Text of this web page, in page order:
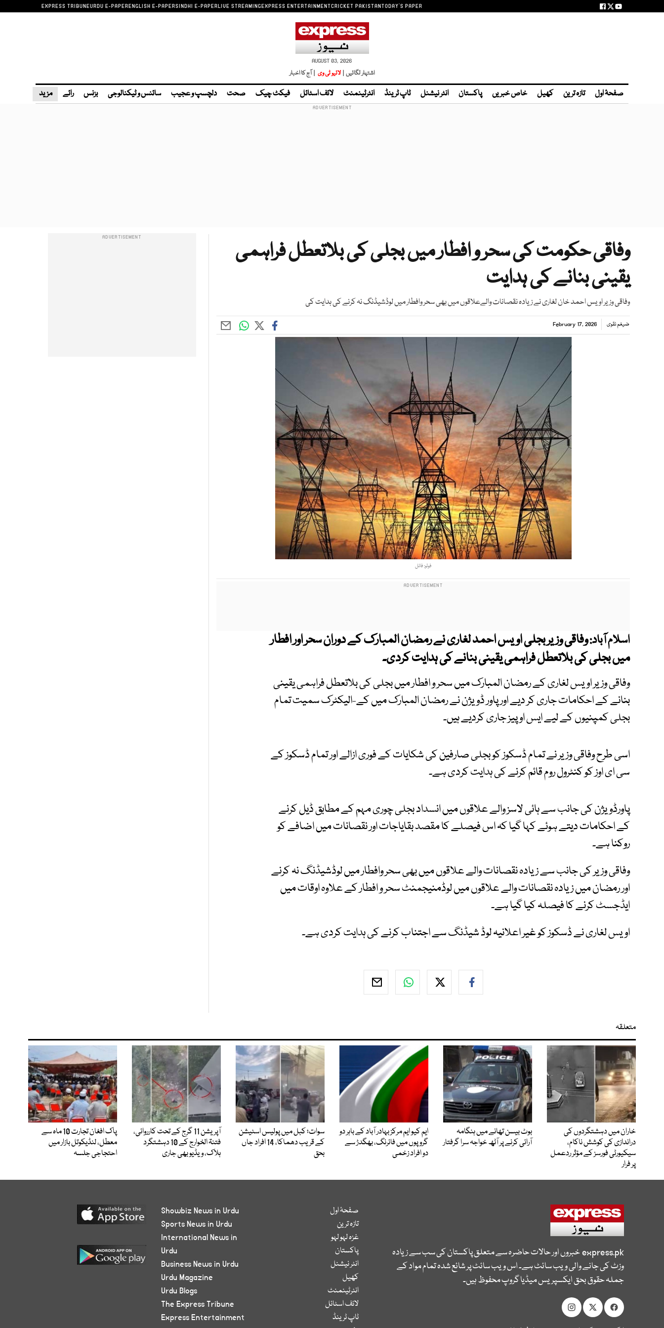
EXPRESS TRIBUNEURDU E-PAPERENGLISH E-PAPERSINDHI E-PAPERLIVE STREAMINGEXPRESS ENTERTAINMENTCRICKET PAKISTANTODAY'S PAPER
AUGUST 03, 2026
اشتہار لگائیں | لائیو ٹی وی | آج کا اخبار
صفحۂ اول تازہ ترین کھیل خاص خبریں پاکستان انٹر نیشنل ٹاپ ٹرینڈ انٹرٹینمنٹ لائف اسٹائل فیکٹ چیک صحت دلچسپ و عجیب سائنس و ٹیکنالوجی بزنس رائے مزید
وفاقی حکومت کی سحر و افطار میں بجلی کی بلاتعطل فراہمی
یقینی بنانے کی ہدایت
وفاقی وزیر اویس احمد خان لغاری نے زیادہ نقصانات والےعلاقوں میں بھی سحر وافطار میں لوڈشیڈنگ نہ کرنے کی ہدایت کی
ضیغم نقوی February 17, 2026
فوٹو: فائل
اسلام آباد:وفاقی وزیر بجلی اویس احمد لغاری نے رمضان المبارک کے دوران سحر اور افطار
میں بجلی کی بلاتعطل فراہمی یقینی بنانے کی ہدایت کردی۔
وفاقی وزیر اویس لغاری کے رمضان المبارک میں سحر و افطار میں بجلی کی بلاتعطل فراہمی یقینی
بنانے کے احکامات جاری کر دیے اور پاور ڈویژن نے رمضان المبارک میں کے-الیکٹرک سمیت تمام
بجلی کمپنیوں کے لیے ایس او پیز جاری کردیے ہیں۔
اسی طرح وفاقی وزیر نے تمام ڈسکوز کو بجلی صارفین کی شکایات کے فوری ازالے اور تمام ڈسکوز کے
سی ای اوز کو کنٹرول روم قائم کرنے کی ہدایت کردی ہے۔
پاورڈویژن کی جانب سے ہائی لاسز والے علاقوں میں انسداد بجلی چوری مہم کے مطابق ڈیل کرنے
کے احکامات دیتے ہوئے کہا گیا کہ اس فیصلے کا مقصد بقایاجات اور نقصانات میں اضافے کو
روکنا ہے۔
وفاقی وزیر کی جانب سے زیادہ نقصانات والے علاقوں میں بھی سحر وافطار میں لوڈشیڈنگ نہ کرنے
اور رمضان میں زیادہ نقصانات والے علاقوں میں لوڈمنیجمنٹ سحر و افطار کے علاوہ اوقات میں
ایڈجسٹ کرنے کا فیصلہ کیا گیا ہے۔
اویس لغاری نے ڈسکوز کو غیر اعلانیہ لوڈ شیڈنگ سے اجتناب کرنے کی ہدایت کردی ہے۔
متعلقہ
خاران میں دہشتگردوں کی
دراندازی کی کوشش ناکام،
سیکیورٹی فورسز کے مؤثر ردعمل
پر فرار
بوٹ بیسن تھانے میں ہنگامہ
آرائی کرنے پر آٹھ خواجہ سرا گرفتار
ایم کیو ایم مرکز بہادر آباد کے باہر دو
گروپوں میں فائرنگ، بھگدڑ سے
دو افراد زخمی
سوات؛ کبل میں پولیس اسٹیشن
کے قریب دھماکا، 14 افراد جاں
بحق
آپریشن 11 گرج کے تحت کارروائی،
فتنۃ الخوارج کے 10 دہشتگرد
ہلاک، ویڈیو بھی جاری
پاک افغان تجارت 10 ماہ سے
معطل، لنڈیکوتل بازار میں
احتجاجی جلسہ
express.pkخبروں اور حالات حاضرہ سے متعلق پاکستان کی سب سے زیادہ
وزٹ کی جانے والی ویب سائٹ ہے۔ اس ویب سائٹ پر شائع شدہ تمام مواد کے
جملہ حقوق بحق ایکسپریس میڈیا گروپ محفوظ ہیں۔
صفحۂ اول
تازہ ترین
غزہ لہو لہو
پاکستان
انٹر نیشنل
کھیل
انٹرٹینمنٹ
لائف اسٹائل
ٹاپ ٹرینڈ
Showbiz News in Urdu
Sports News in Urdu
International News in
Urdu
Business News in Urdu
Urdu Magazine
Urdu Blogs
The Express Tribune
Express Entertainment